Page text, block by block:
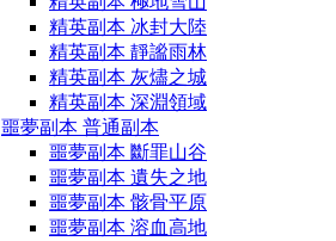
精英副本 冰封大陸
精英副本 靜謐雨林
精英副本 灰燼之城
精英副本 深淵領域
噩夢副本 普通副本
噩夢副本 斷罪山谷
噩夢副本 遺失之地
噩夢副本 骸骨平原
噩夢副本 溶血高地